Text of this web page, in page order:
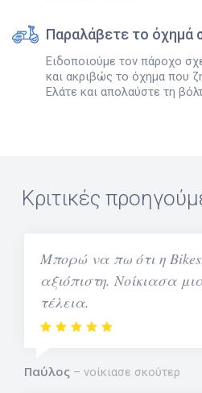
Παραλάβετε το όχημά
Ειδοποιούμε τον πάροχο
και ακριβώς το όχημα που
Ελάτε και απολαύστε τη
Κριτικές
Μπορώ να πω ότι η
αξιόπιστη. Νοίκιασα
τέλεια.
Παύλος νοίκιασε σκούτερ